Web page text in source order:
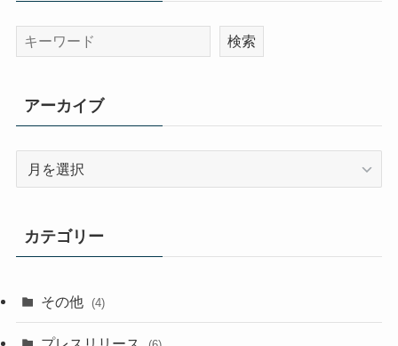
アーカイブ
ブ
カテゴリー
その他 (4)